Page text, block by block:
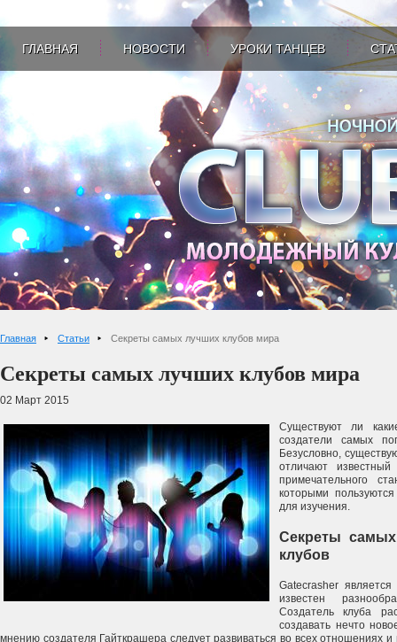
ГЛАВНАЯ НОВОСТИ УРОКИ ТАНЦЕВ
Главная Статьи Секреты самых лучших клубов мира
Секреты самых лучших клубов мира
02 Март 2015
Существуют ли
создатели самых
Безусловно,
отличают
примечательного
которыми
для изучения.
Секреты
клубов
Gatecrasher
известен
Создатель клуба
создавать нечто
мнению создателя Гайткрашера следует развиваться во всех отношениях и